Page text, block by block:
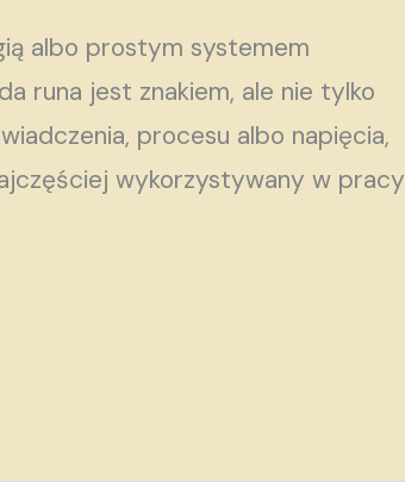
albo prostym systemem
runa jest znakiem, ale nie tylko
procesu albo napięcia,
wykorzystywany w pracy